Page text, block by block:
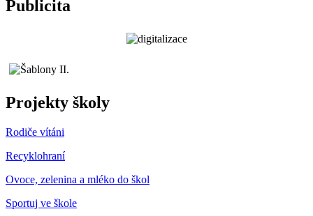
Publicita
Projekty školy
Rodiče vítáni
Recyklohraní
Ovoce, zelenina a mléko do škol
Sportuj ve škole